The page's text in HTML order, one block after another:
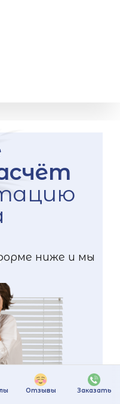
Отзывы Заказать
ниже и мы